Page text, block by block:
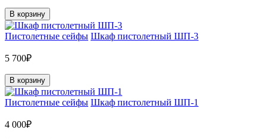
В корзину
Пистолетные сейфы Шкаф пистолетный ШП-3
5 700₽
В корзину
Пистолетные сейфы Шкаф пистолетный ШП-1
4 000₽